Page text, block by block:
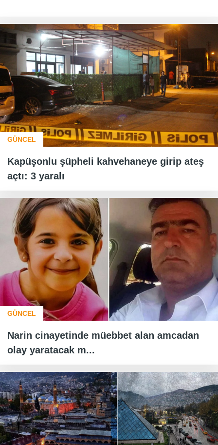
GÜNCEL
Kapüşonlu şüpheli kahvehaneye girip ateş
açtı: 3 yaralı
GÜNCEL
Narin cinayetinde müebbet alan amcadan
olay yaratacak m...